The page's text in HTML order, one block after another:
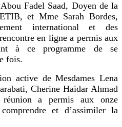
Fadel Saad, Doyen de la
et Mme Sarah Bordes,
international et des
en ligne a permis aux
à ce programme de se
fois.
active de Mesdames Lena
Cherine Haidar Ahmad
a permis aux onze
et d’assimiler la